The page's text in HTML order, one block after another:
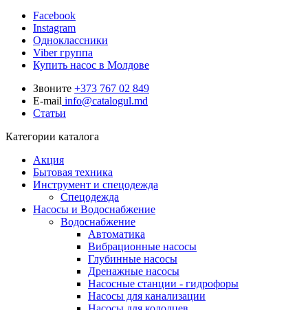
Facebook
Instagram
Одноклассники
Viber группа
Купить насос в Молдове
Звоните +373 767 02 849
E-mail info@catalogul.md
Статьи
Категории каталога
Акция
Бытовая техника
Инструмент и спецодежда
Спецодежда
Насосы и Водоснабжение
Водоснабжение
Автоматика
Вибрационные насосы
Глубинные насосы
Дренажные насосы
Насосные станции - гидрофоры
Насосы для канализации